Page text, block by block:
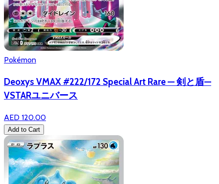
Pokémon
Deoxys VMAX #222/172 Special Art Rare — 剣と盾—
VSTARユニバース
AED 120.00
Add to Cart